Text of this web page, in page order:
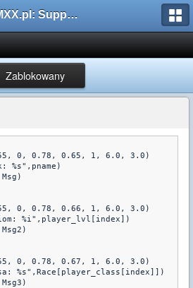
AMXX.pl: Support AMX Mod X i SourceMod
Zablokowany
255, 0, 0.78, 0.65, 1, 6.0, 3.0)
%s",pname)
255, 0, 0.78, 0.66, 1, 6.0, 3.0)
%i",player_lvl[index])
255, 0, 0.78, 0.67, 1, 6.0, 3.0)
%s",Race[player_class[index]])